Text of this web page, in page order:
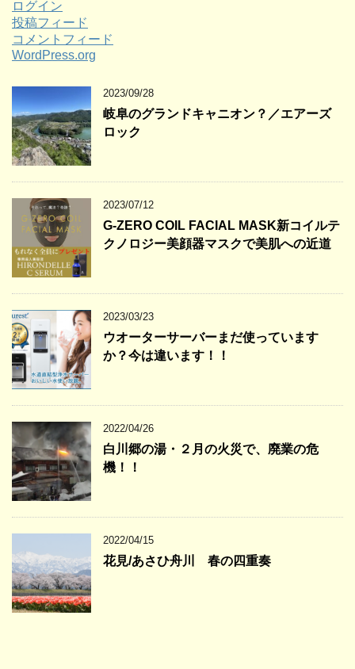
ログイン
投稿フィード
コメントフィード
WordPress.org
2023/09/28
岐阜のグランドキャニオン？／エアーズ
ロック
2023/07/12
G-ZERO COIL FACIAL MASK新コイルテ
クノロジー美顔器マスクで美肌への近道
2023/03/23
ウオーターサーバーまだ使っています
か？今は違います！！
2022/04/26
白川郷の湯・２月の火災で、廃業の危
機！！
2022/04/15
花見/あさひ舟川 春の四重奏